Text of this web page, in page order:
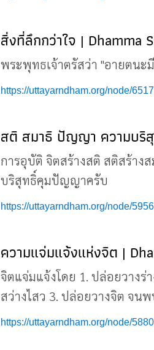
สิ่งที่ลึกกว่าใจ | Dhamma
พระพุทธเจ้าตรัสว่า "อายตน
https://uttayarndham.org/node/6517
สติ สมาธิ ปัญญา ความบริสุ
การอุบัติ จิตสร้างสติ สติสร้า
บริสุทธิ์คุมปัญญาครับ
https://uttayarndham.org/node/5956
ความแจ่มแจ้งแห่งจิต |
จิตแจ่มแจ้งโดย 1. ปล่อยวาง
สว่างไสว 3. ปล่อยวางจิต จ
https://uttayarndham.org/node/5880